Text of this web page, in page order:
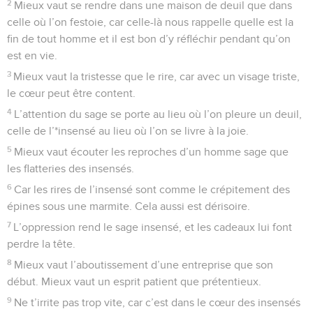
2 Mieux vaut se rendre dans une maison de deuil que dans
celle où l’on festoie, car celle-là nous rappelle quelle est la
fin de tout homme et il est bon d’y réfléchir pendant qu’on
est en vie.
3 Mieux vaut la tristesse que le rire, car avec un visage triste,
le cœur peut être content.
4 L’attention du sage se porte au lieu où l’on pleure un deuil,
celle de l’*insensé au lieu où l’on se livre à la joie.
5 Mieux vaut écouter les reproches d’un homme sage que
les flatteries des insensés.
6 Car les rires de l’insensé sont comme le crépitement des
épines sous une marmite. Cela aussi est dérisoire.
7 L’oppression rend le sage insensé, et les cadeaux lui font
perdre la tête.
8 Mieux vaut l’aboutissement d’une entreprise que son
début. Mieux vaut un esprit patient que prétentieux.
9 Ne t’irrite pas trop vite, car c’est dans le cœur des insensés